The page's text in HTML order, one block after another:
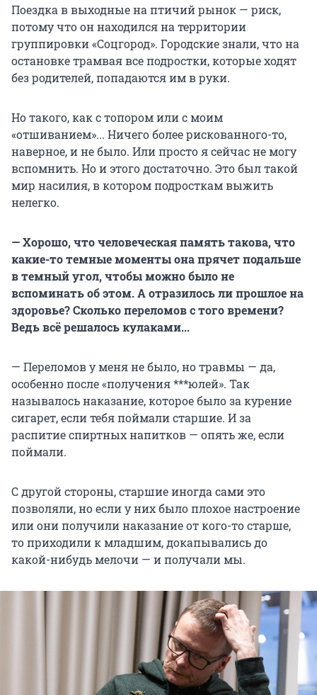
Поездка в выходные на птичий рынок — риск,
потому что он находился на территории
группировки «Соцгород». Городские знали, что на
остановке трамвая все подростки, которые ходят
без родителей, попадаются им в руки.
Но такого, как с топором или с моим
«отшиванием»... Ничего более рискованного-то,
наверное, и не было. Или просто я сейчас не могу
вспомнить. Но и этого достаточно. Это был такой
мир насилия, в котором подросткам выжить
нелегко.
— Хорошо, что человеческая память такова, что
какие-то темные моменты она прячет подальше
в темный угол, чтобы можно было не
вспоминать об этом. А отразилось ли прошлое на
здоровье? Сколько переломов с того времени?
Ведь всё решалось кулаками...
— Переломов у меня не было, но травмы — да,
особенно после «получения ***юлей». Так
называлось наказание, которое было за курение
сигарет, если тебя поймали старшие. И за
распитие спиртных напитков — опять же, если
поймали.
С другой стороны, старшие иногда сами это
позволяли, но если у них было плохое настроение
или они получили наказание от кого-то старше,
то приходили к младшим, докапывались до
какой-нибудь мелочи — и получали мы.